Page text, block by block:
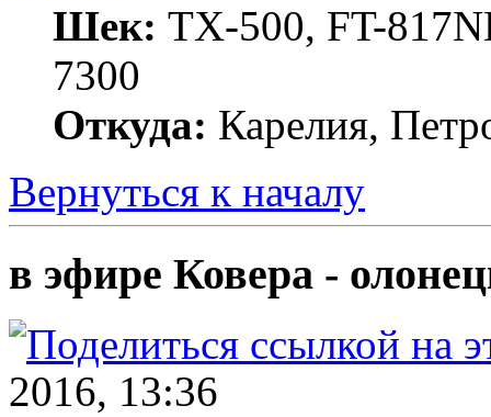
Шек: TX-500, FT-
7300
Откуда: Карелия,
Вернуться к началу
в эфире Ковера -
2016, 13:36